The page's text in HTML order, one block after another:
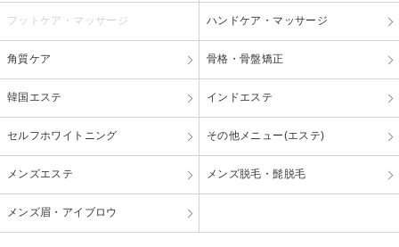
フットケア・マッサージ ハンドケア・マッサージ
角質ケア 骨格・骨盤矯正
韓国エステ インドエステ
セルフホワイトニング その他メニュー(エステ)
メンズエステ メンズ脱毛・髭脱毛
メンズ眉・アイブロウ